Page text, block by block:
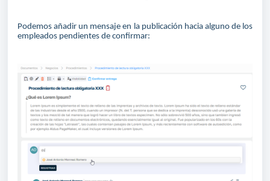
Podemos añadir un mensaje en la publicación hacia alguno de los
empleados pendientes de confirmar: